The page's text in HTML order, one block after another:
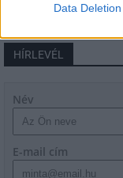
Data Deletion
HÍRLEVÉL
Név
E-mail cím